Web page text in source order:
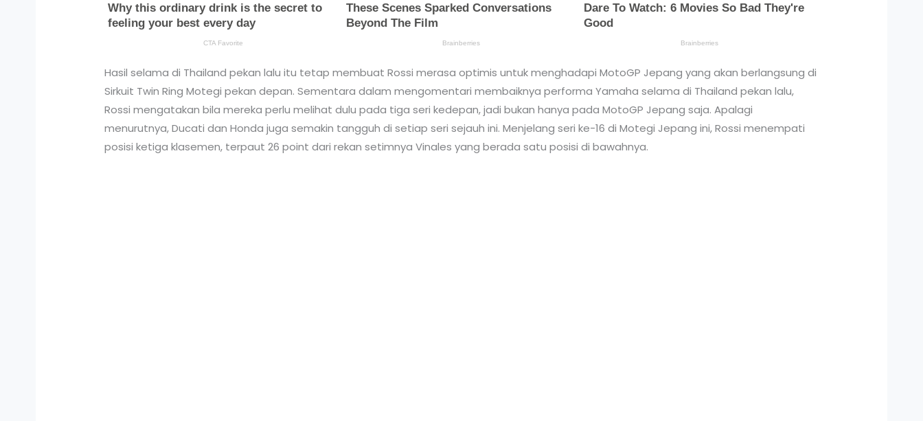
Hasil selama di Thailand pekan lalu itu tetap membuat Rossi merasa optimis untuk menghadapi MotoGP Jepang yang akan berlangsung di
Sirkuit Twin Ring Motegi pekan depan. Sementara dalam mengomentari membaiknya performa Yamaha selama di Thailand pekan lalu,
Rossi mengatakan bila mereka perlu melihat dulu pada tiga seri kedepan, jadi bukan hanya pada MotoGP Jepang saja. Apalagi
menurutnya, Ducati dan Honda juga semakin tangguh di setiap seri sejauh ini. Menjelang seri ke-16 di Motegi Jepang ini, Rossi menempati
posisi ketiga klasemen, terpaut 26 point dari rekan setimnya Vinales yang berada satu posisi di bawahnya.